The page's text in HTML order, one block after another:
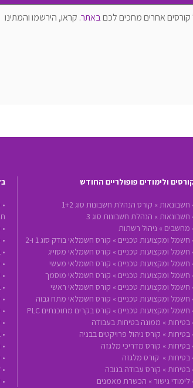
קורסים אחרים מחכים לכםבאתר. קראו, הירשמו והמתינו
ולימודים פופולריים החודש
חשבונאות » קורס הנהלת חשבונות סוג 1+2
חשבונאות » הנהלת חשבונות סוג 3
מחשבים » ניהול רשתות
חשמל ומקצועות טכניים » קורס חשמלאי בודק סוג 1 ו-2
חשמל ומקצועות טכניים » קורס חשמלאי מסוייג
חשמל ומקצועות טכניים » קורס חשמלאי מעשי
חשמל ומקצועות טכניים » קורס חשמלאי מוסמך
חשמל ומקצועות טכניים » קורס חשמלאי ראשי
חשמל ומקצועות טכניים » קורס חשמלאי מתח גבוה
חשמל ומקצועות טכניים » קורס בקרים מתוכנתים PLC
בטיחות » ממונה בטיחות בעבודה
בטיחות » קורס ניהול פרויקטים בבניה
בטיחות » קורס מדריכי מלגזה
בטיחות » קורס מלגזה
בטיחות » קורס עבודה בגובה
לימודי גישור » הכשרת מאמנים
•
•